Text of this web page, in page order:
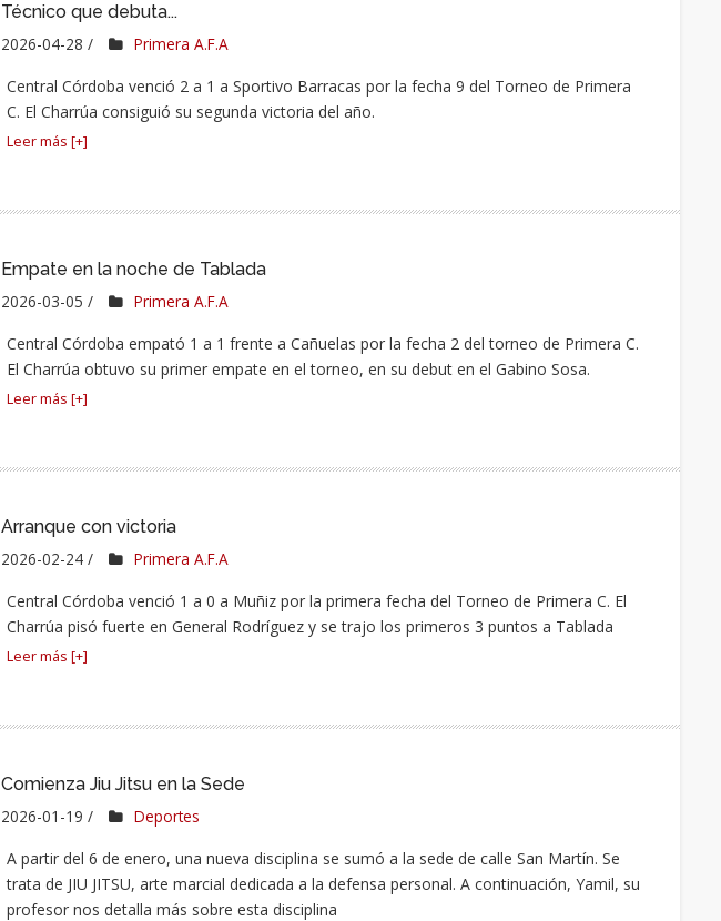
Técnico que debuta...
2026-04-28 /
Primera A.F.A
Central Córdoba venció 2 a 1 a Sportivo Barracas por la fecha 9 del Torneo de Primera
C. El Charrúa consiguió su segunda victoria del año.
Leer más [+]
Empate en la noche de Tablada
2026-03-05 /
Primera A.F.A
Central Córdoba empató 1 a 1 frente a Cañuelas por la fecha 2 del torneo de Primera C.
El Charrúa obtuvo su primer empate en el torneo, en su debut en el Gabino Sosa.
Leer más [+]
Arranque con victoria
2026-02-24 /
Primera A.F.A
Central Córdoba venció 1 a 0 a Muñiz por la primera fecha del Torneo de Primera C. El
Charrúa pisó fuerte en General Rodríguez y se trajo los primeros 3 puntos a Tablada
Leer más [+]
Comienza Jiu Jitsu en la Sede
2026-01-19 /
Deportes
A partir del 6 de enero, una nueva disciplina se sumó a la sede de calle San Martín. Se
trata de JIU JITSU, arte marcial dedicada a la defensa personal. A continuación, Yamil, su
profesor nos detalla más sobre esta disciplina